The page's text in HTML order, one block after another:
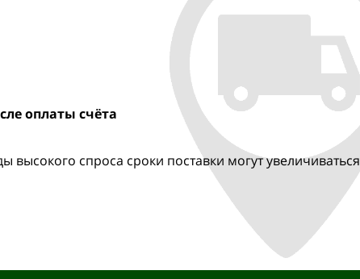
оплаты счёта
высокого спроса сроки поставки могут увеличиваться